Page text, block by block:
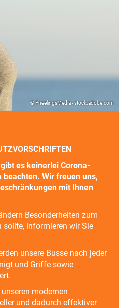
© PheelingsMedia - stock.adobe.com
es keinerlei Corona-
Wir freuen uns,
mit Ihnen
Besonderheiten zum
sollte, informieren wir Sie
unsere Busse nach jeder
und Griffe sowie
unseren modernen
und dadurch effektiver